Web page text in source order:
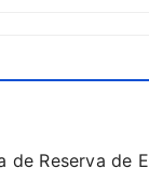
de Reserva de